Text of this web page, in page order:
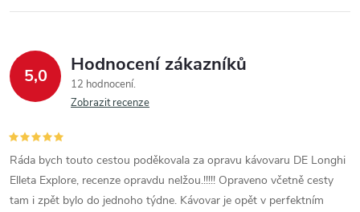
5,0 Hodnocení zákazníků
12 hodnocení
Zobrazit recenze
Ráda bych touto cestou poděkovala za opravu kávovaru DE Longhi
Elleta Explore, recenze opravdu nelžou.!!!!! Opraveno včetně cesty
tam i zpět bylo do jednoho týdne. Kávovar je opět v perfektním